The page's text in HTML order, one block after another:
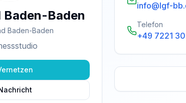
Baden-Baden
Baden-Baden
info@lgf-
Telefon
+49 7221